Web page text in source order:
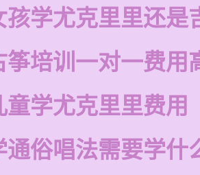
孩学尤克里里还是
筝培训一对一费用
童学尤克里里费用
通俗唱法需要学什